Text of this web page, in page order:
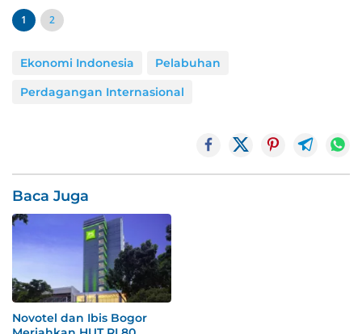
1 2
Ekonomi Indonesia
Pelabuhan
Perdagangan Internasional
Baca Juga
Novotel dan Ibis Bogor